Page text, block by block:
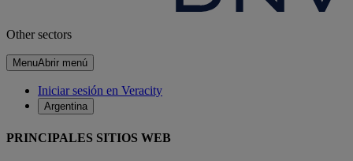
Other sectors
MenuAbrir menú
Iniciar sesión en Veracity
Argentina
PRINCIPALES SITIOS WEB